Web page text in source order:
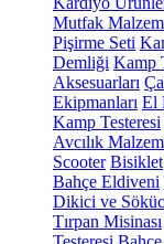
Mutfak
Pişirme Seti
Demliği Kamp
Aksesuarları
Ekipmanları El
Kamp Testeresi
Avcılık
Scooter Bisiklet
Bahçe Eldiveni
Dikici ve
Tırpan Misinası